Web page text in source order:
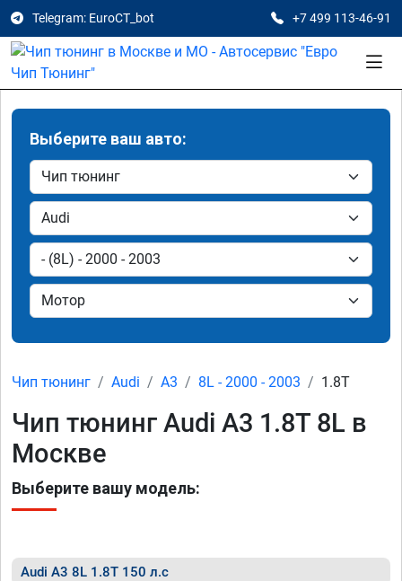
Telegram: EuroCT_bot +7 499 113-46-91
Выберите ваш авто:
Чип тюнинг Audi A3 8L - 2000 - 2003 1.8T
Чип тюнинг Audi A3 1.8T 8L в
Москве
Выберите вашу модель:
Audi A3 8L 1.8T 150 л.с